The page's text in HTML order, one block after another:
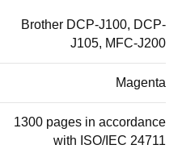
Brother DCP-J100, DCP-
J105, MFC-J200
Magenta
1300 pages in accordance
with ISO/IEC 24711